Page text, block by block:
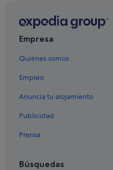
Empresa
Quiénes somos
Empleo
Anuncia tu alojamiento
Publicidad
Prensa
Búsquedas